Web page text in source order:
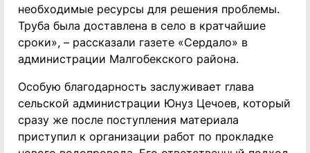
необходимые ресурсы для решения проблемы.
Труба была доставлена в село в кратчайшие
сроки», – рассказали газете «Сердало» в
администрации Малгобекского района.
Особую благодарность заслуживает глава
сельской администрации Юнуз Цечоев, который
сразу же после поступления материала
приступил к организации работ по прокладке